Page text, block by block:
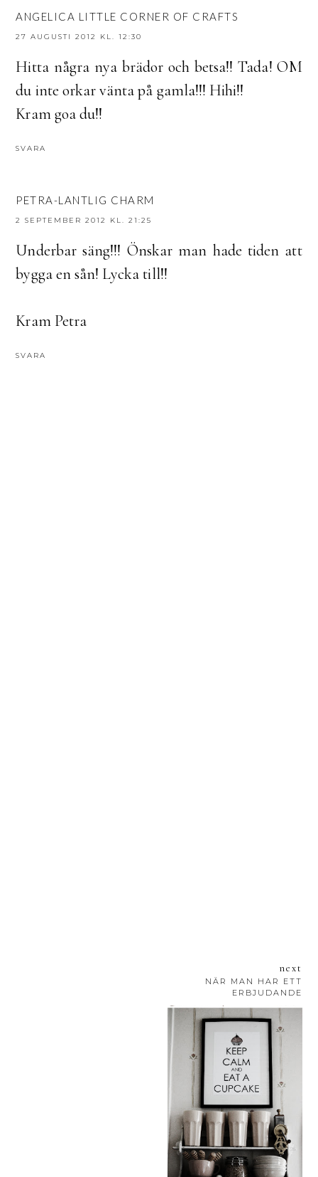
ANGELICA LITTLE CORNER OF CRAFTS
27 AUGUSTI 2012 KL. 12:30
Hitta några nya brädor och betsa!! Tada! OM
du inte orkar vänta på gamla!!! Hihi!!
Kram goa du!!
SVARA
PETRA-LANTLIG CHARM
2 SEPTEMBER 2012 KL. 21:25
Underbar säng!!! Önskar man hade tiden att
bygga en sån! Lycka till!!
Kram Petra
SVARA
next
NÄR MAN HAR ETT
ERBJUDANDE